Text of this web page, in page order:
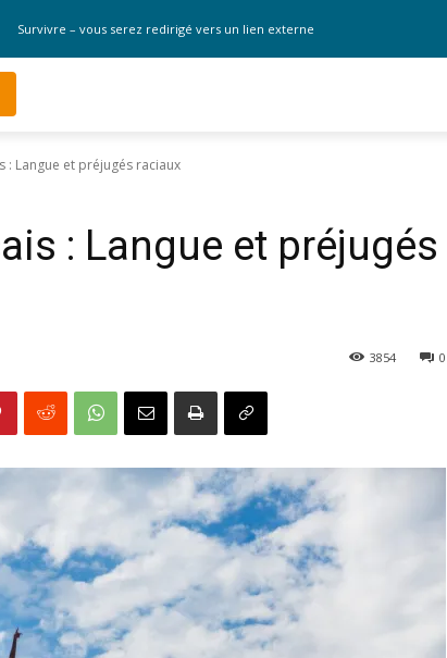
Survivre – vous serez redirigé vers un lien externe
: Langue et préjugés raciaux
: Langue et préjugés
0
3854